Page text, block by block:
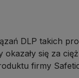
DLP takich
się za
firmy